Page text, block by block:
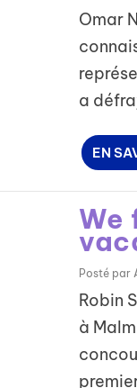
Omar
a
EN
We
Posté par
Robin
à